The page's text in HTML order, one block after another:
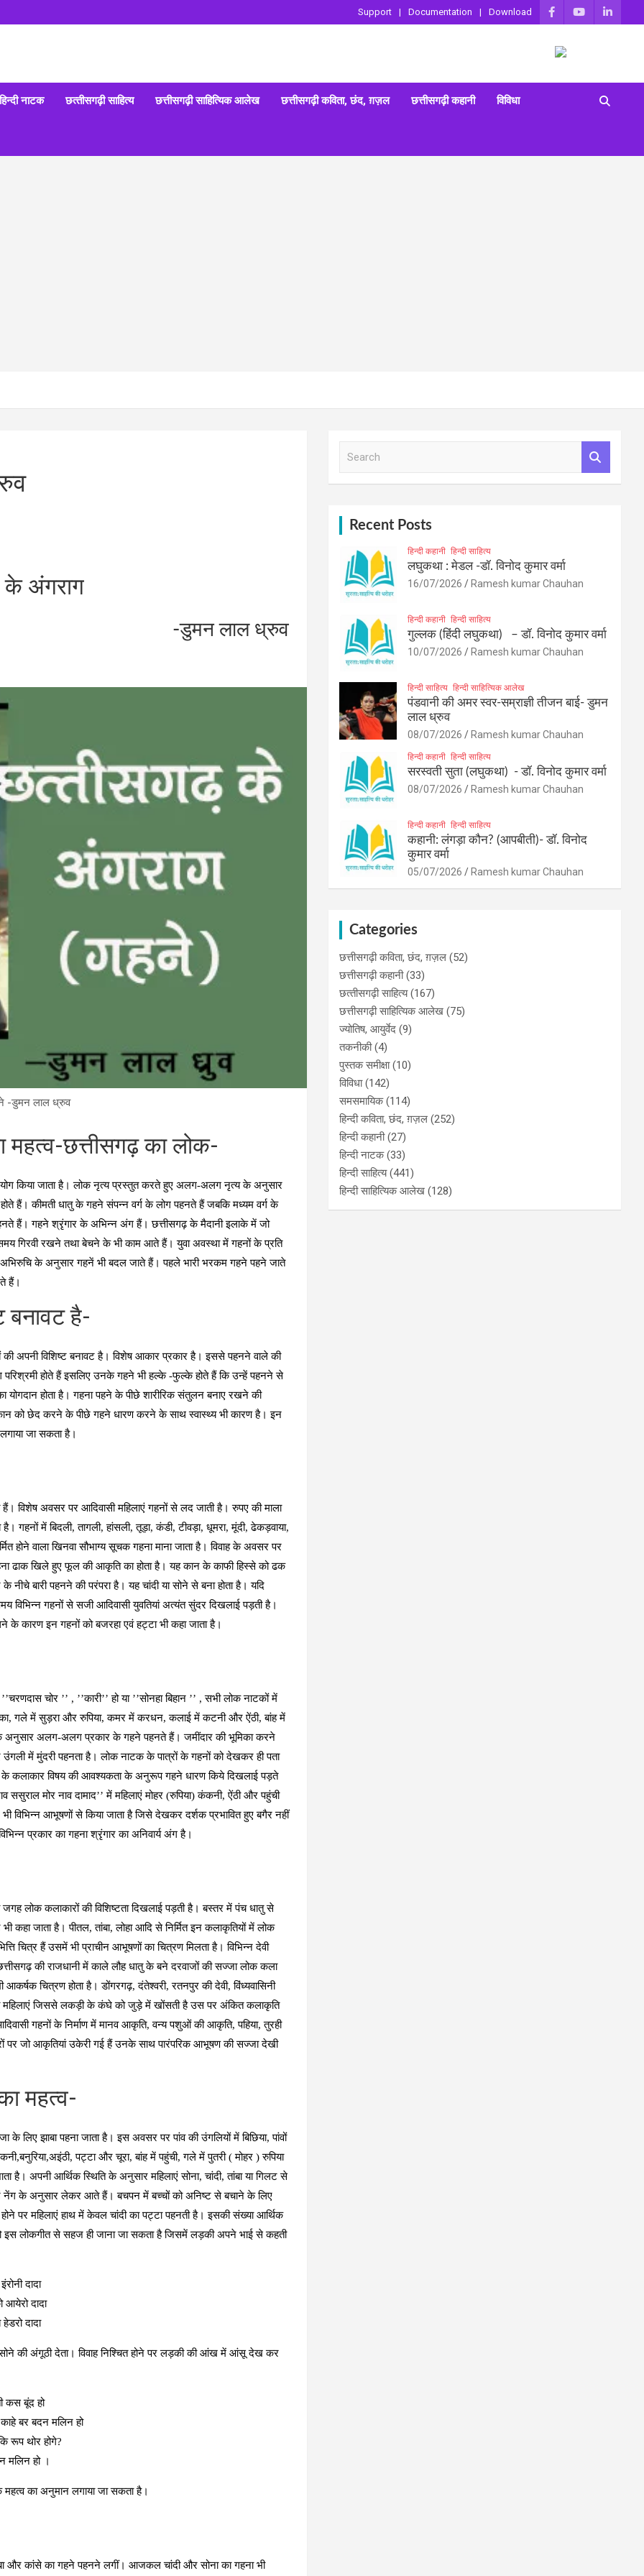
Support Documentation Download
हिन्‍दी नाटक छत्‍तीसगढ़ी साहित्‍य छत्तीसगढ़ी साहित्यिक आलेख छत्तीसगढ़ी कविता, छंद, ग़ज़ल छत्तीसगढ़ी कहानी विविधा
के अंगराग
-डुमन लाल ध्रुव
-डुमन लाल ध्रुव
महत्व-छत्तीसगढ़ का लोक-
किया जाता है। लोक नृत्य प्रस्तुत करते हुए अलग-अलग नृत्य के अनुसार
हैं। कीमती धातु के गहने संपन्न वर्ग के लोग पहनते हैं जबकि मध्यम वर्ग के
हैं। गहने श्रृंगार के अभिन्न अंग हैं। छत्तीसगढ़ के मैदानी इलाके में जो
गिरवी रखने तथा बेचने के भी काम आते हैं। युवा अवस्था में गहनों के प्रति
अभिरुचि के अनुसार गहनें भी बदल जाते हैं। पहले भारी भरकम गहने पहने जाते
हैं।
बनावट है-
अपनी विशिष्ट बनावट है। विशेष आकार प्रकार है। इससे पहनने वाले की
होते हैं इसलिए उनके गहने भी हल्के -फुल्के होते हैं कि उन्हें पहनने से
योगदान होता है। गहना पहने के पीछे शारीरिक संतुलन बनाए रखने की
को छेद करने के पीछे गहने धारण करने के साथ स्वास्थ्य भी कारण है। इन
जा सकता है।
विशेष अवसर पर आदिवासी महिलाएं गहनों से लद जाती है। रुपए की माला
गहनों में बिदली, तागली, हांसली, तूड़ा, कंडी, टीवड़ा, धूमरा, मूंदी, ढेकड़वाया,
होने वाला खिनवा सौभाग्य सूचक गहना माना जाता है। विवाह के अवसर पर
ढाक खिले हुए फूल की आकृति का होता है। यह कान के काफी हिस्से को ढक
बारी पहनने की परंपरा है। यह चांदी या सोने से बना होता है। यदि
गहनों से सजी आदिवासी युवतियां अत्यंत सुंदर दिखलाई पड़ती है।
के कारण इन गहनों को बजरहा एवं हट्टा भी कहा जाता है।
चोर ’’ , ’’कारी’’ हो या ’’सोनहा बिहान ’’ , सभी लोक नाटकों में
गले में सुड़रा और रुपिया, कमर में करधन, कलाई में कटनी और ऐंठी, बांह में
अनुसार अलग-अलग प्रकार के गहने पहनते हैं। जमींदार की भूमिका करने
में मुंदरी पहनता है। लोक नाटक के पात्रों के गहनों को देखकर ही पता
के कलाकार विषय की आवश्यकता के अनुरूप गहने धारण किये दिखलाई पड़ते
मोर नाव दामाद’’ में महिलाएं मोहर (रुपिया) कंकनी, ऐंठी और पहुंची
विभिन्न आभूषणों से किया जाता है जिसे देखकर दर्शक प्रभावित हुए बगैर नहीं
प्रकार का गहना श्रृंगार का अनिवार्य अंग है।
जगह लोक कलाकारों की विशिष्टता दिखलाई पड़ती है। बस्तर में पंच धातु से
कहा जाता है। पीतल, तांबा, लोहा आदि से निर्मित इन कलाकृतियों में लोक
चित्र हैं उसमें भी प्राचीन आभूषणों का चित्रण मिलता है। विभिन्न देवी
की राजधानी में काले लौह धातु के बने दरवाजों की सज्जा लोक कला
चित्रण होता है। डोंगरगढ़, दंतेश्वरी, रतनपुर की देवी, विंध्यवासिनी
महिलाएं जिससे लकड़ी के कंघे को जुड़े में खोंसती है उस पर अंकित कलाकृति
गहनों के निर्माण में मानव आकृति, वन्य पशुओं की आकृति, पहिया, तुरही
पर जो आकृतियां उकेरी गई हैं उनके साथ पारंपरिक आभूषण की सज्जा देखी
महत्व-
झाबा पहना जाता है। इस अवसर पर पांव की उंगलियों में बिछिया, पांवों
पट्टा और चूरा, बांह में पहुंची, गले में पुतरी ( मोहर ) रुपिया
है। अपनी आर्थिक स्थिति के अनुसार महिलाएं सोना, चांदी, तांबा या गिलट से
के अनुसार लेकर आते हैं। बचपन में बच्चों को अनिष्ट से बचाने के लिए
पर महिलाएं हाथ में केवल चांदी का पट्टा पहनती है। इसकी संख्या आर्थिक
लोकगीत से सहज ही जाना जा सकता है जिसमें लड़की अपने भाई से कहती
दादा
आयेरो दादा
दादा
की अंगूठी देता। विवाह निश्चित होने पर लड़की की आंख में आंसू देख कर
कस बूंद हो
काहे बर बदन मलिन हो
रूप थोर होगे?
मलिन हो ।
का अनुमान लगाया जा सकता है।
और कांसे का गहने पहनने लगीं। आजकल चांदी और सोना का गहना भी
Recent Posts
हिन्दी कहानी हिन्दी साहित्य
लघुकथा : मेडल -डॉ. विनोद कुमार वर्मा
16/07/2026 Ramesh kumar Chauhan
हिन्दी कहानी हिन्दी साहित्य
गुल्लक (हिंदी लघुकथा) – डॉ. विनोद कुमार वर्मा
10/07/2026 Ramesh kumar Chauhan
हिन्दी साहित्य हिन्दी साहित्यिक आलेख
पंडवानी की अमर स्वर-सम्राज्ञी तीजन बाई- डुमन
लाल ध्रुव
08/07/2026 Ramesh kumar Chauhan
हिन्दी कहानी हिन्दी साहित्य
सरस्वती सुता (लघुकथा) ​- डॉ. विनोद कुमार वर्मा
08/07/2026 Ramesh kumar Chauhan
हिन्दी कहानी हिन्दी साहित्य
कहानी: लंगड़ा कौन? (आपबीती)​- डॉ. विनोद
कुमार वर्मा
05/07/2026 Ramesh kumar Chauhan
Categories
छत्तीसगढ़ी कविता, छंद, ग़ज़ल (52)
छत्तीसगढ़ी कहानी(33)
छत्‍तीसगढ़ी साहित्‍य(167)
छत्तीसगढ़ी साहित्यिक आलेख (75)
ज्योतिष, आयुर्वेद (9)
तकनीकी(4)
पुस्‍तक समीक्षा(10)
विविधा(142)
समसमायिक(114)
हिन्दी कविता, छंद, ग़ज़ल (252)
हिन्दी कहानी(27)
हिन्‍दी नाटक(33)
हिन्दी साहित्य(441)
हिन्दी साहित्यिक आलेख (128)